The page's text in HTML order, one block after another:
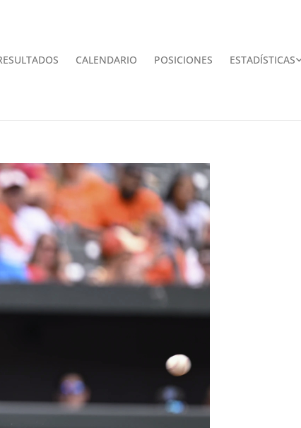
CALENDARIO POSICIONES ESTADÍSTICAS